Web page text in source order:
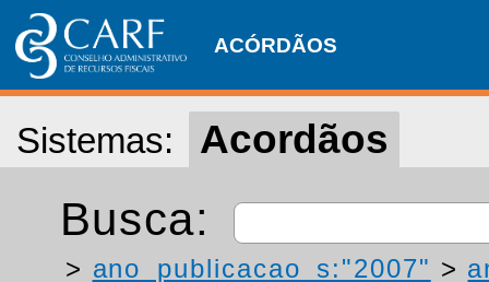
ACÓRDÃOS
Sistemas: Acordãos
Busca:
> ano_publicacao_s:"2007" >